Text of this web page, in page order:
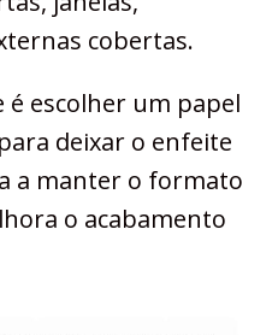
cobertas.
escolher um papel
deixar o enfeite
a manter o formato
o acabamento